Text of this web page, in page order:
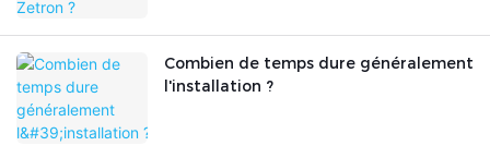
Combien de temps dure généralement
l'installation ?